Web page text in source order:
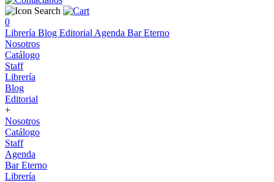
0
Librería Blog Editorial Agenda Bar Eterno
Nosotros
Catálogo
Staff
Librería
Blog
Editorial
+
Nosotros
Catálogo
Staff
Agenda
Bar Eterno
Librería